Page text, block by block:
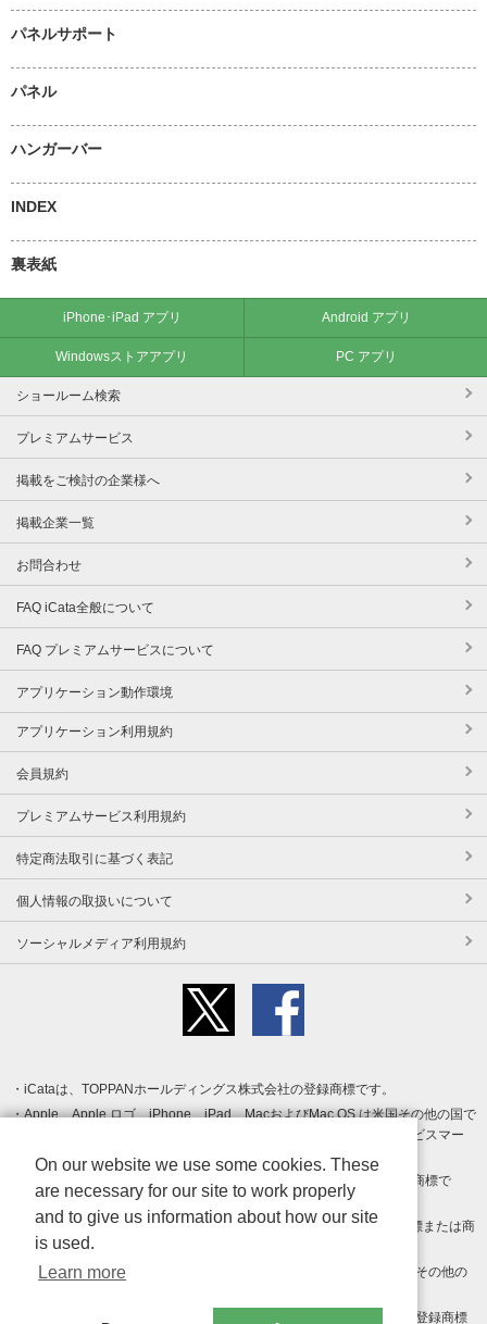
パネルサポート
パネル
ハンガーバー
INDEX
裏表紙
iPhone･iPad アプリ Android アプリ
Windowsストアアプリ PC アプリ
ショールーム検索
プレミアムサービス
掲載をご検討の企業様へ
掲載企業一覧
お問合わせ
FAQ iCata全般について
FAQ プレミアムサービスについて
アプリケーション動作環境
アプリケーション利用規約
会員規約
プレミアムサービス利用規約
特定商法取引に基づく表記
個人情報の取扱いについて
ソーシャルメディア利用規約
iCataは、TOPPANホールディングス株式会社の登録商標です。
Apple、Apple ロゴ、iPhone、iPad、MacおよびMac OS は米国その他の国で
登録された Apple Inc. の商標です。App Store は Apple Inc. のサービスマー
クです。
Android、Google Play および Google Play ロゴ は Google LLC の商標で
す。
Windows は Microsoft Inc.の米国およびその他の国における登録商標または商
標です。
Adobe、Adobe Reader、Adobe PDF は、Adobe Inc.の米国およびその他の
その他、記載されている会社名、商品名、ロゴは各社の商標または登録商標
On our website we use some cookies. These
are necessary for our site to work properly
and to give us information about how our site
is used.
Learn more